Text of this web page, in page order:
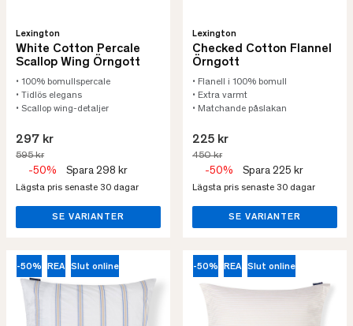
Lexington
White Cotton Percale
Scallop Wing Örngott
• 100% bomullspercale
• Tidlös elegans
• Scallop wing-detaljer
297 kr
595 kr
-50% Spara 298 kr
Lägsta pris senaste 30 dagar
SE VARIANTER
Lexington
Checked Cotton Flannel
Örngott
• Flanell i 100% bomull
• Extra varmt
• Matchande påslakan
225 kr
450 kr
-50% Spara 225 kr
Lägsta pris senaste 30 dagar
SE VARIANTER
-50% REA Slut online -50% REA Slut online